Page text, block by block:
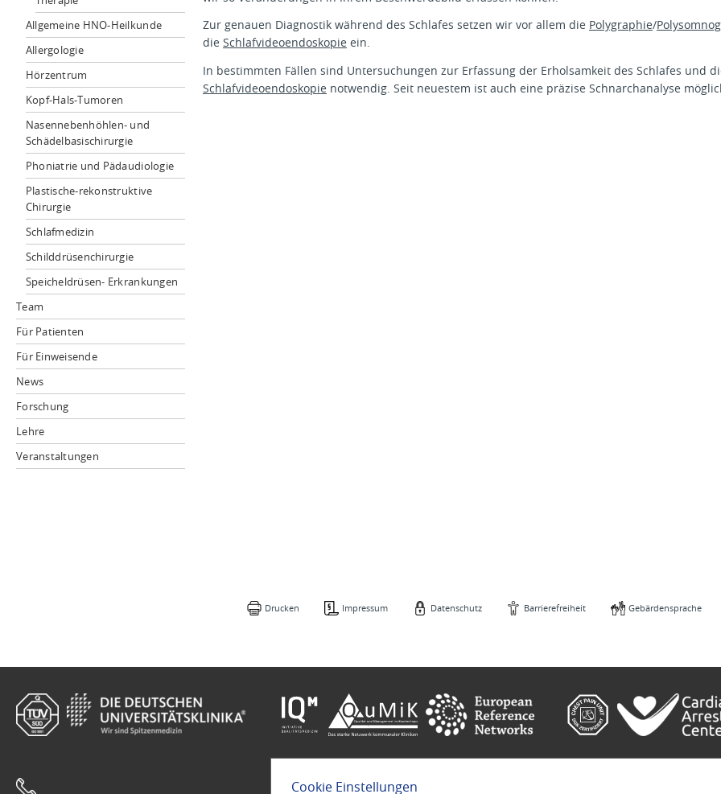
Allgemeine HNO-Heilkunde
Allergologie
Hörzentrum
Kopf-Hals-Tumoren
Nasennebenhöhlen- und
Schädelbasischirurgie
Phoniatrie und Pädaudiologie
Plastische-rekonstruktive
Chirurgie
Schlafmedizin
Schilddrüsenchirurgie
Speicheldrüsen- Erkrankungen
Team
Für Patienten
Für Einweisende
News
Forschung
Lehre
Veranstaltungen
Zur genauen Diagnostik während des Schlafes setzen wir vor allem die Polygraphie/
die Schlafvideoendoskopie ein.
In bestimmten Fällen sind Untersuchungen zur Erfassung der Erholsamkeit des Schlafes und
Schlafvideoendoskopie notwendig. Seit neuestem ist auch eine präzise Schnarchanalyse
Drucken Impressum Datenschutz Barrierefreiheit Gebärdensprache
Cookie Einstellungen